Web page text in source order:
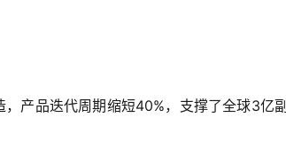
产品迭代周期缩短40%，支撑了全球3亿副